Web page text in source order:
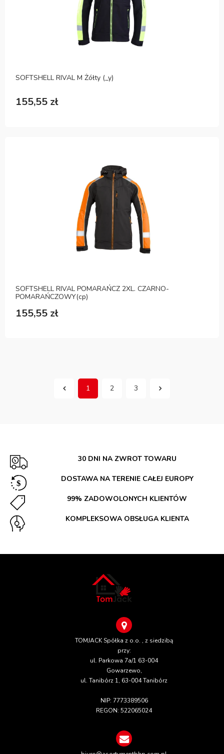
SOFTSHELL RIVAL M Żółty (_y)
155,55 zł
SOFTSHELL RIVAL POMARAŃCZ 2XL. CZARNO-
POMARAŃCZOWY(cp)
155,55 zł
1 2 3
30 DNI NA ZWROT TOWARU
DOSTAWA NA TERENIE CAŁEJ EUROPY
99% ZADOWOLONYCH KLIENTÓW
KOMPLEKSOWA OBSŁUGA KLIENTA
TOMJACK Spółka z o.o. , z siedzibą
przy:
ul. Parkowa 7a/1 63-004
Gowarzewo,
ul. Tanibórz 1, 63-004 Tanibórz
NIP: 7773389506
REGON: 522065024